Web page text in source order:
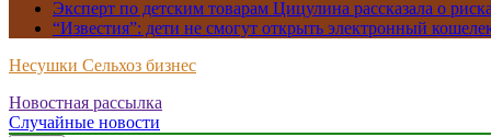
Эксперт по детским товарам Цицулина рассказала о
“Известия”: дети не смогут открыть электронный
Несушки Сельхоз бизнес
Новостная рассылка
Случайные новости